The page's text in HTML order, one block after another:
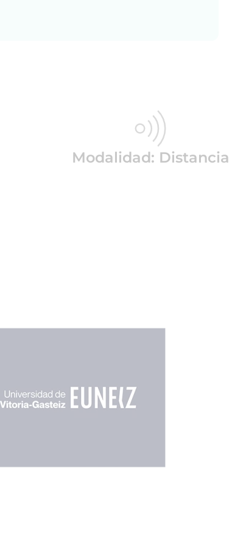
Modalidad: Distancia